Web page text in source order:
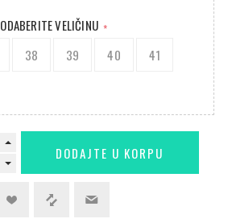
ODABERITE VELIČINU *
38 39 40 41